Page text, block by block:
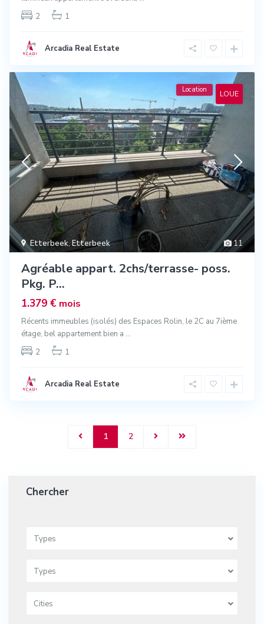
2
1
Arcadia Real Estate
11
Etterbeek,Etterbeek
Location LOUE
Agréable appart. 2chs/terrasse- poss.
Pkg. P...
1.379 € mois
Récents immeubles (isolés) des Espaces Rolin, le 2C au 7ième
étage, bel appartement bien a ...
2
1
Arcadia Real Estate
1 2
Chercher
Types
Types
Cities